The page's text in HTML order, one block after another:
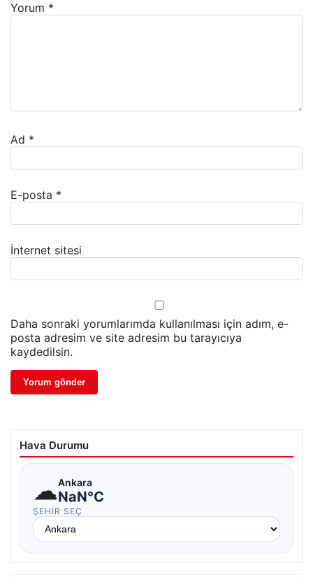
Yorum *
Ad *
E-posta *
İnternet sitesi
Daha sonraki yorumlarımda kullanılması için adım, e-
posta adresim ve site adresim bu tarayıcıya
kaydedilsin.
Hava Durumu
☁Ankara
NaN°C
ŞEHIR SEÇ